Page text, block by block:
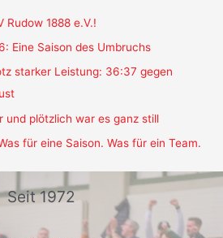
1888 e.V.!
Eine Saison des Umbruchs
starker Leistung: 36:37 gegen
und plötzlich war es ganz still
für eine Saison. Was für ein Team.
Seit 1972